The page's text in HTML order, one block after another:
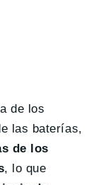
de los
las baterías,
de los
, lo que